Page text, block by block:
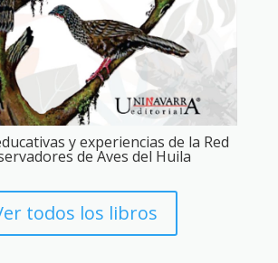
y experiencias de la Red
de Aves del Huila
todos los libros